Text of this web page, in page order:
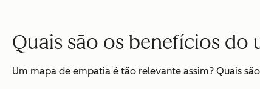
Quais são os benefícios do
Um mapa de empatia é tão relevante assim? Quais